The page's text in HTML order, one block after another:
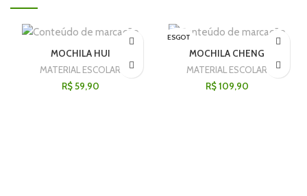
MOCHILA HUI
MATERIAL ESCOLAR
R$59,90
ESGOT
MOCHILA CHENG
MATERIAL ESCOLAR
R$109,90